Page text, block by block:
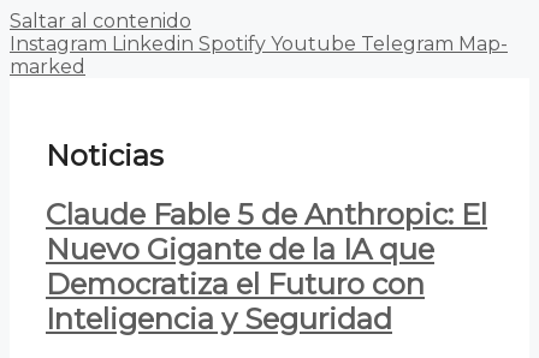
Saltar al contenido
Instagram Linkedin Spotify Youtube Telegram Map-
marked
Noticias
Claude Fable 5 de Anthropic: El
Nuevo Gigante de la IA que
Democratiza el Futuro con
Inteligencia y Seguridad